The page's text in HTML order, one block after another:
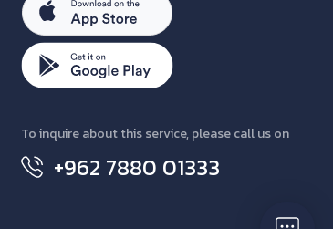
To inquire about this service, please call us on
+962 7880 01333